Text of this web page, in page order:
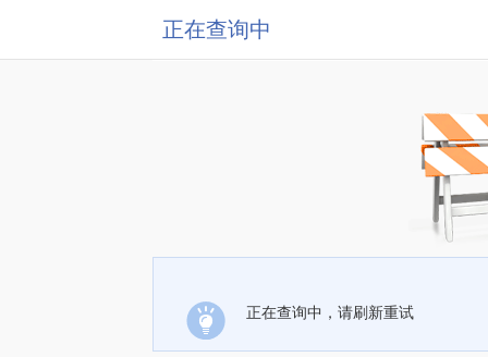
正在查询中
正在查询中，请刷新重试